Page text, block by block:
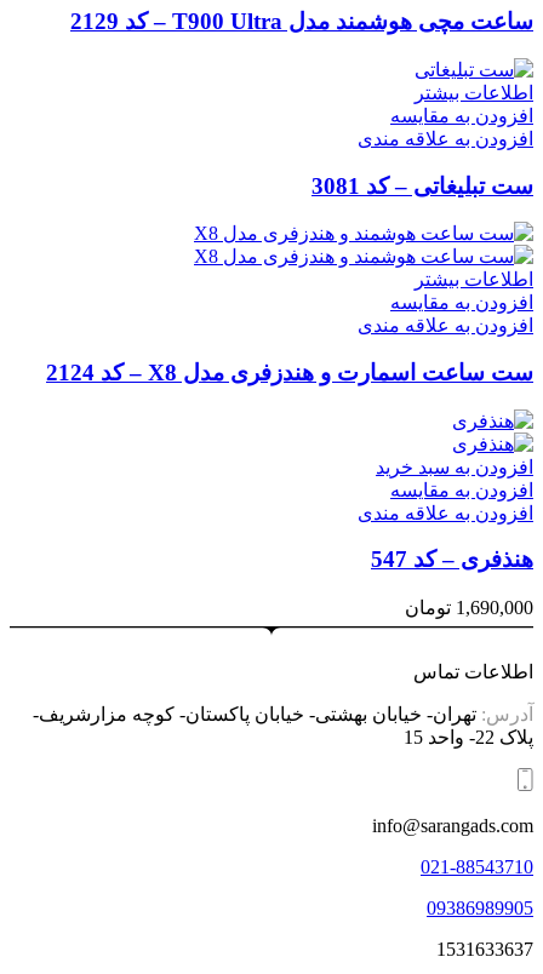
ساعت مچی هوشمند مدل T900 Ultra – کد 2129
اطلاعات بیشتر
افزودن به مقایسه
افزودن به علاقه مندی
ست تبلیغاتی – کد 3081
اطلاعات بیشتر
افزودن به مقایسه
افزودن به علاقه مندی
ست ساعت اسمارت و هندزفری مدل X8 – کد 2124
افزودن به سبد خرید
افزودن به مقایسه
افزودن به علاقه مندی
هنذفری – کد 547
1,690,000 تومان
اطلاعات تماس
آدرس: تهران- خیابان بهشتی- خیابان پاکستان- کوچه مزارشریف-
پلاک 22- واحد 15
info@sarangads.com
021-88543710
09386989905
1531633637